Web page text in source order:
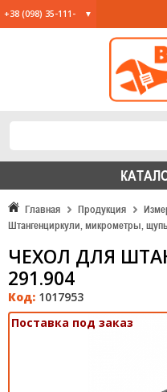
+38 (098) 35-111-
Главная Продукция
Штангенциркули, микрометры,
ЧЕХОЛ ДЛЯ
291.904
Код: 1017953
Поставка под заказ